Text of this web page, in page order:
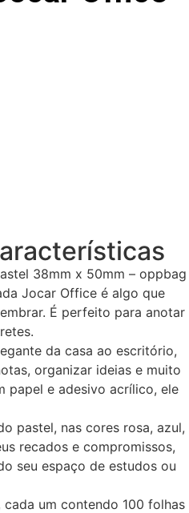
38mm x 50mm – oppbag
Jocar Office é algo que
É perfeito para anotar
da casa ao escritório,
organizar ideias e muito
papel e adesivo acrílico, ele
pastel, nas cores rosa, azul,
recados e compromissos,
seu espaço de estudos ou
um contendo 100 folhas